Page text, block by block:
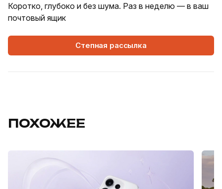
Коротко, глубоко и без шума. Раз в неделю — в ваш
почтовый ящик
Степная рассылка
ПОХОЖЕЕ